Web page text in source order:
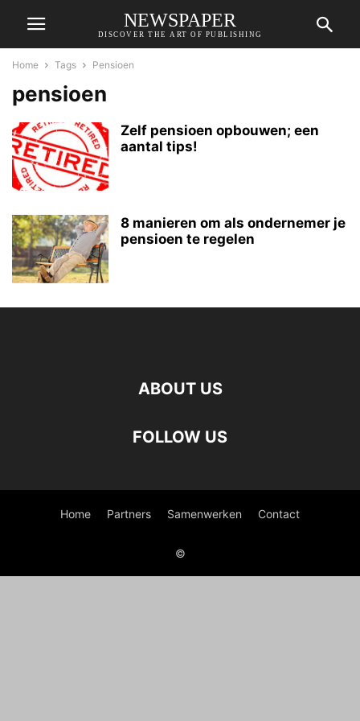
NEWSPAPER
DISCOVER THE ART OF PUBLISHING
Home Tags Pensioen
pensioen
Zelf pensioen opbouwen; een
aantal tips!
8 manieren om als ondernemer je
pensioen te regelen
ABOUT US
FOLLOW US
Home Partners Samenwerken Contact
©